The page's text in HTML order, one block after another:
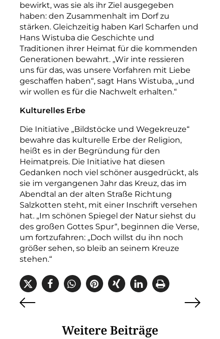
bewirkt, was sie als ihr Ziel ausgegeben
haben: den Zusammenhalt im Dorf zu
stärken. Gleichzeitig haben Karl Scharfen und
Hans Wistuba die Geschichte und
Traditionen ihrer Heimat für die kommenden
Generationen bewahrt. „Wir inte ressieren
uns für das, was unsere Vorfahren mit Liebe
geschaffen haben“, sagt Hans Wistuba, „und
wir wollen es für die Nachwelt erhalten.“
Kulturelles Erbe
Die Initiative „Bildstöcke und Wegekreuze“
bewahre das kulturelle Erbe der Religion,
heißt es in der Begründung für den
Heimatpreis. Die Initiative hat diesen
Gedanken noch viel schöner ausgedrückt, als
sie im vergangenen Jahr das Kreuz, das im
Abendtal an der alten Straße Richtung
Salzkotten steht, mit einer Inschrift versehen
hat. „Im schönen Spiegel der Natur siehst du
des großen Gottes Spur“, beginnen die Verse,
um fortzufahren: „Doch willst du ihn noch
größer sehen, so bleib an seinem Kreuze
stehen.“
Weitere Beiträge